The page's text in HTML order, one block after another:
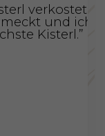
verkostet
und ich
Kisterl.”